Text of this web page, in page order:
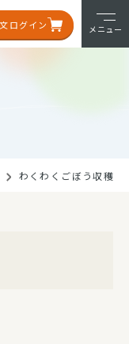
ログイン メニュー
わくわくごぼう収穫体